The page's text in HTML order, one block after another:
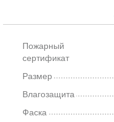
Пожарный
сертификат
Размер
Влагозащита
Фаска